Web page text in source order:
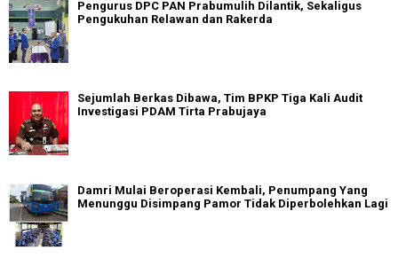
Pengurus DPC PAN Prabumulih Dilantik, Sekaligus
Pengukuhan Relawan dan Rakerda
Sejumlah Berkas Dibawa, Tim BPKP Tiga Kali Audit
Investigasi PDAM Tirta Prabujaya
Damri Mulai Beroperasi Kembali, Penumpang Yang
Menunggu Disimpang Pamor Tidak Diperbolehkan Lagi